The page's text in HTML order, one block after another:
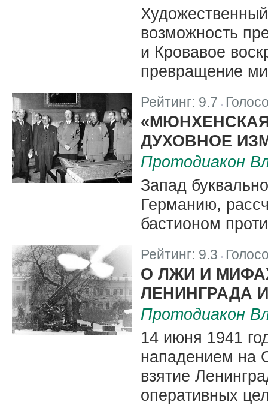
возможность
и Кровавое
превращение
Рейтинг: 9.7 |
ДУХОВНОЕ
Протодиакон
Запад
Германию,
бастионом
Рейтинг: 9.3 |
О ЛЖИ И
ЛЕНИНГРАДА
Протодиакон
14 июня 1941
нападением на
взятие
оперативных